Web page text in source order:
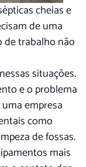
cheias e
de uma
de trabalho não
situações.
e o problema
empresa
como
de fossas.
mais